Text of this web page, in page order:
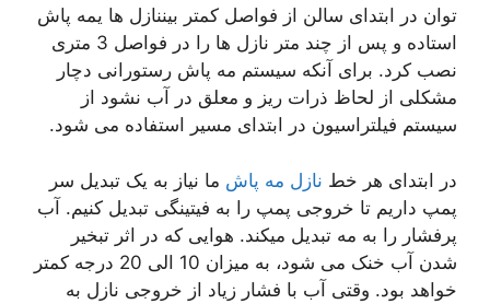
توان در ابتدای سالن از فواصل کمتر بیننازل ها یمه پاش
استاده و پس از چند متر نازل ها را در فواصل 3 متری
نصب کرد. برای آنکه سیستم مه پاش رستورانی دچار
مشکلی از لحاظ ذرات ریز و معلق در آب نشود از
سیستم فیلتراسیون در ابتدای مسیر استفاده می شود.
در ابتدای هر خط نازل مه پاش ما نیاز به یک تبدیل سر
پمپ داریم تا خروجی پمپ را به فیتینگی تبدیل کنیم. آب
پرفشار را به مه تبدیل میکند. هوایی که در اثر تبخیر
شدن آب خنک می شود، به میزان 10 الی 20 درجه کمتر
خواهد بود. وقتی آب با فشار زیاد از خروجی نازل به